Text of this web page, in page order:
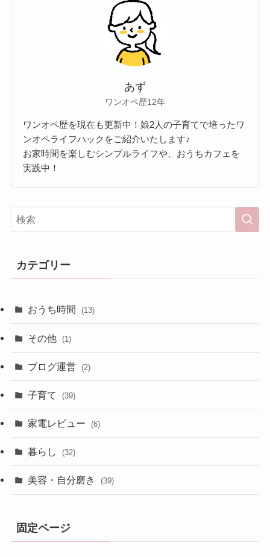
あず
ワンオペ歴12年
ワンオペ歴を現在も更新中！娘2人の子育てで培ったワ
ンオペライフハックをご紹介いたします♪
お家時間を楽しむシンプルライフや、おうちカフェを
実践中！
カテゴリー
おうち時間 (13)
その他 (1)
ブログ運営 (2)
子育て (39)
家電レビュー (6)
暮らし (32)
美容・自分磨き (39)
固定ページ